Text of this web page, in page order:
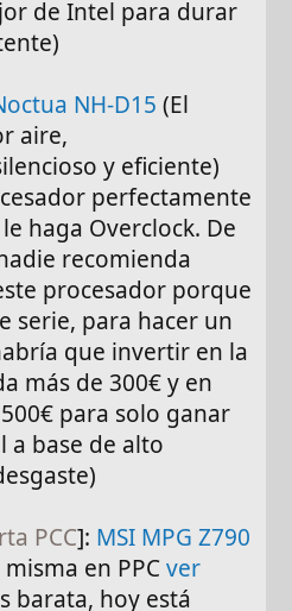
de Intel para durar
NH-D15 (El
aire,
y eficiente)
perfectamente
haga Overclock. De
recomienda
procesador porque
serie, para hacer un
que invertir en la
más de 300€ y en
para solo ganar
a base de alto
PCC]: MSI MPG Z790
en PPCver
barata, hoy está